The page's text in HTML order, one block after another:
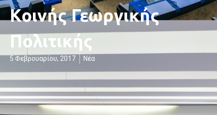
Κοινής Γεωργικής
Πολιτικής
5 Φεβρουαρίου, 2017 Νέα